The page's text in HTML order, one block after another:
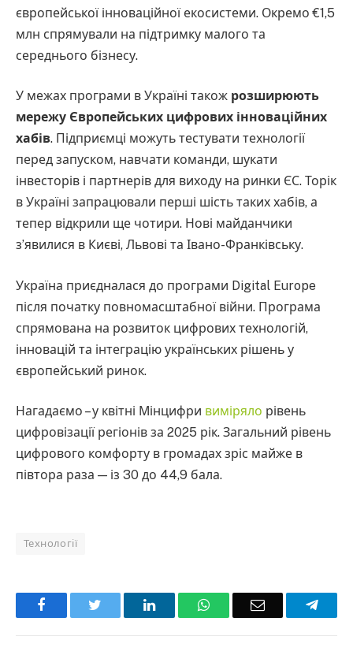
європейської інноваційної екосистеми. Окремо €1,5
млн спрямували на підтримку малого та
середнього бізнесу.
У межах програми в Україні також розширюють
мережу Європейських цифрових інноваційних
хабів. Підприємці можуть тестувати технології
перед запуском, навчати команди, шукати
інвесторів і партнерів для виходу на ринки ЄС. Торік
в Україні запрацювали перші шість таких хабів, а
тепер відкрили ще чотири. Нові майданчики
з’явилися в Києві, Львові та Івано-Франківську.
Україна приєдналася до програми Digital Europe
після початку повномасштабної війни. Програма
спрямована на розвиток цифрових технологій,
інновацій та інтеграцію українських рішень у
європейський ринок.
Нагадаємо – у квітні Мінцифри виміряло рівень
цифровізації регіонів за 2025 рік. Загальний рівень
цифрового комфорту в громадах зріс майже в
півтора раза — із 30 до 44,9 бала.
Технології
Facebook LinkedInWhatsAppEmail